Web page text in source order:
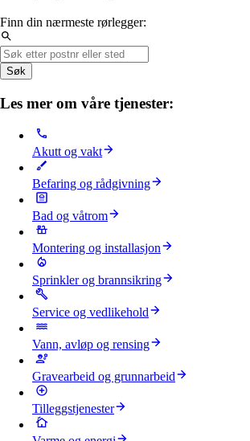
Finn din nærmeste rørlegger:
Søk
Les mer om våre tjenester:
Akutt og vakt
Befaring og rådgivning
Bad og våtrom
Montering og installasjon
Sprinkler og brannsikring
Service og vedlikehold
Vann, avløp og rensing
Gravearbeid og grunnarbeid
Tilleggstjenester